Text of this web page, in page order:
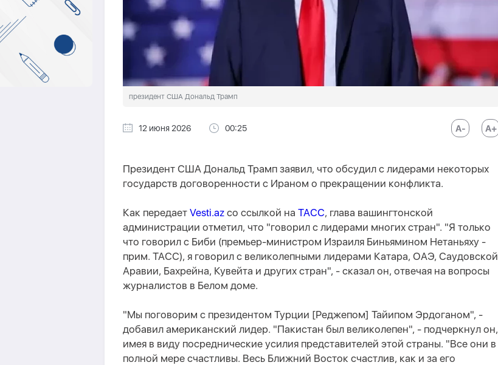
президент США Дональд Трамп
12 июня 2026 00:25
Президент США Дональд Трамп заявил, что обсудил с лидерами некоторых
государств договоренности с Ираном о прекращении конфликта.
Как передает Vesti.az со ссылкой на ТАСС, глава вашингтонской
администрации отметил, что "говорил с лидерами многих стран". "Я только
что говорил с Биби (премьер-министром Израиля Биньямином Нетаньяху -
прим. ТАСС), я говорил с великолепными лидерами Катара, ОАЭ, Саудовской
Аравии, Бахрейна, Кувейта и других стран", - сказал он, отвечая на вопросы
журналистов в Белом доме.
"Мы поговорим с президентом Турции [Реджепом] Тайипом Эрдоганом", -
добавил американский лидер. "Пакистан был великолепен", - подчеркнул он,
имея в виду посреднические усилия представителей этой страны. "Все они в
полной мере счастливы. Весь Ближний Восток счастлив, как и за его